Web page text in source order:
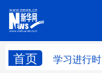
首页 学习进行时